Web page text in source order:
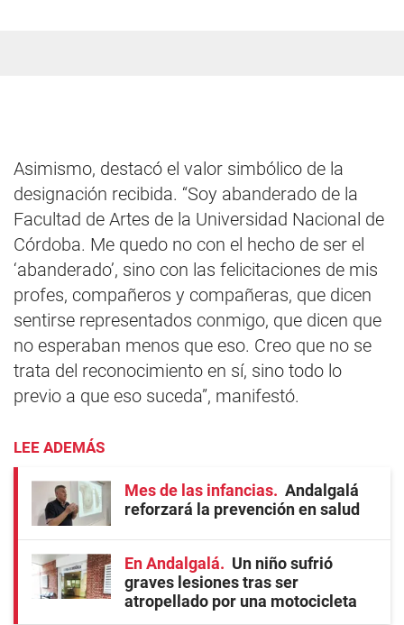
Asimismo, destacó el valor simbólico de la
designación recibida. “Soy abanderado de la
Facultad de Artes de la Universidad Nacional de
Córdoba. Me quedo no con el hecho de ser el
‘abanderado’, sino con las felicitaciones de mis
profes, compañeros y compañeras, que dicen
sentirse representados conmigo, que dicen que
no esperaban menos que eso. Creo que no se
trata del reconocimiento en sí, sino todo lo
previo a que eso suceda”, manifestó.
LEE ADEMÁS
Mes de las infancias
Andalgalá
reforzará la prevención en salud
En Andalgalá
Un niño sufrió
graves lesiones tras ser
atropellado por una motocicleta